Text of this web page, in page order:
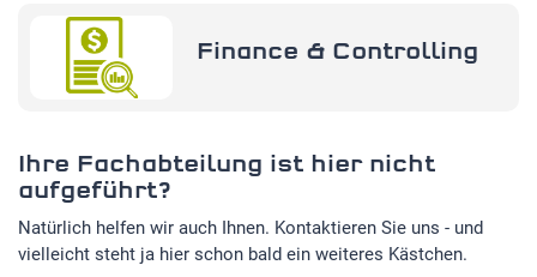
Finance & Controlling
Ihre Fachabteilung ist hier nicht
aufgeführt?
Natürlich helfen wir auch Ihnen. Kontaktieren Sie uns - und
vielleicht steht ja hier schon bald ein weiteres Kästchen.
MSCI Analytics
SalesViewer